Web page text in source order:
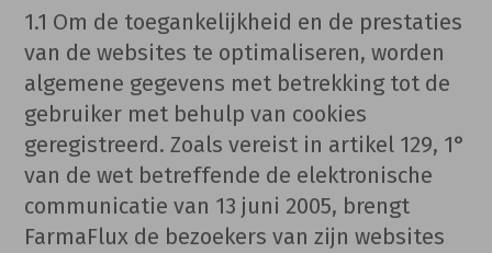
1.1 Om de toegankelijkheid en de prestaties
van de websites te optimaliseren, worden
algemene gegevens met betrekking tot de
gebruiker met behulp van cookies
geregistreerd. Zoals vereist in artikel 129, 1°
van de wet betreffende de elektronische
communicatie van 13 juni 2005, brengt
FarmaFlux de bezoekers van zijn websites